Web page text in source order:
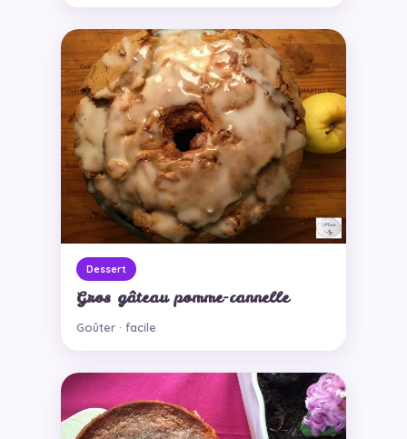
Dessert
Gros gâteau pomme-cannelle
Goûter · facile